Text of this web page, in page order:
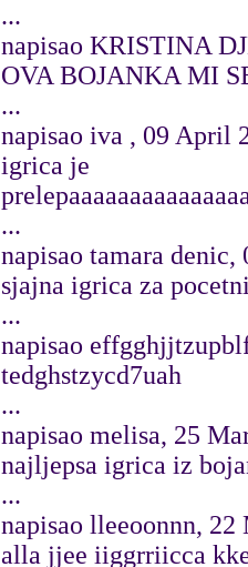
...
napisao KRISTINA
OVA BOJANKA MI
...
napisao iva , 09 April
igrica je
...
napisao tamara
sjajna igrica za
...
napisao
tedghstzycd7uah
...
napisao melisa, 25
najljepsa igrica iz
...
napisao lleeoonnn, 22
alla jjee iiggrriicca